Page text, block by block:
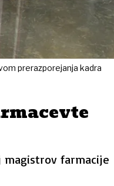
prerazporejanja kadra
magistrov farmacije